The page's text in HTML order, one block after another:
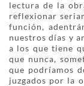
lectura de la
reflexionar
función,
nuestros días y
a los que tiene
que nunca,
que podríamos
juzgados por la